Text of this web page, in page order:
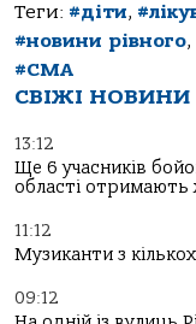
Теги: #діти,
#новини рівного,
#СМА
СВІЖІ НОВИНИ
13:12
Ще 6 учасників
області отримають
11:12
Музиканти з
09:12